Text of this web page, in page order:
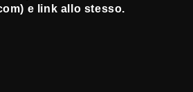
e link allo stesso.